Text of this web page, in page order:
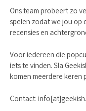
Ons team probeert zo
spelen zodat we jou op
recensies en
Voor iedereen die
iets te vinden. Sla
komen meerdere keren
Contact: